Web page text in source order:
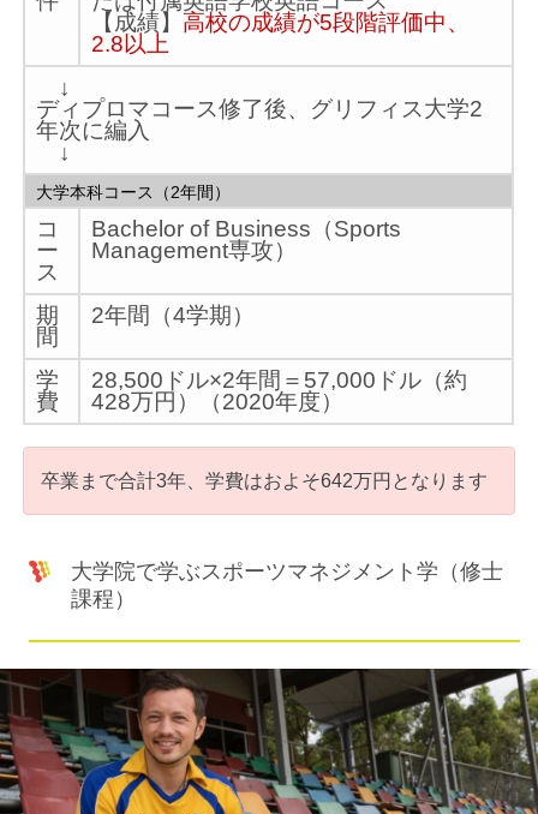
【成績】高校の成績が5段階評価中、
2.8以上
↓
ディプロマコース修了後、グリフィス大学2
年次に編入
↓
大学本科コース（2年間）
コ
ー
ス
Bachelor of Business（Sports
Management専攻）
期
間
2年間（4学期）
学
費
28,500ドル×2年間＝57,000ドル（約
428万円）（2020年度）
卒業まで合計3年、学費はおよそ642万円となります
大学院で学ぶスポーツマネジメント学（修士
課程）